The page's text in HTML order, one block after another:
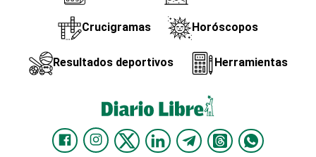
Crucigramas Horóscopos
Resultados deportivos Herramientas